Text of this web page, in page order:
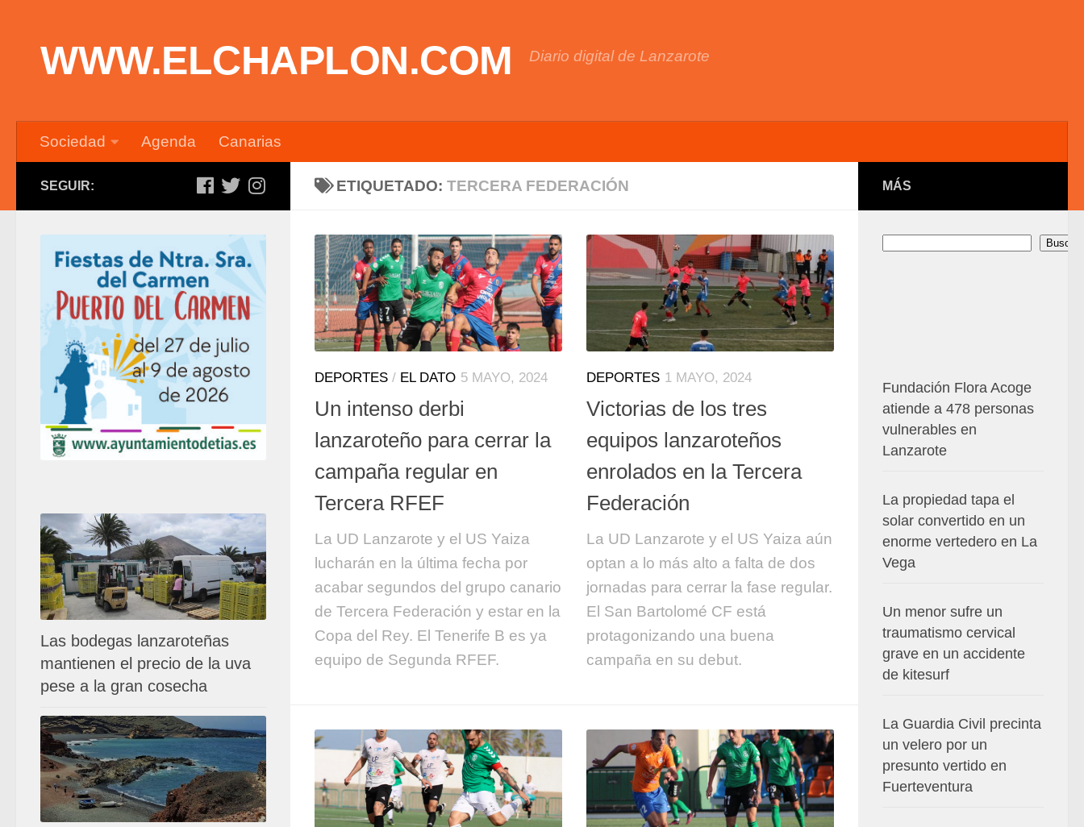
WWW.ELCHAPLON.COM Diario digital de Lanzarote
Sociedad Agenda Canarias
ETIQUETADO:TERCERA FEDERACIÓN
DEPORTES / EL DATO 5 MAYO, 2024
Un intenso derbi
lanzaroteño para cerrar la
campaña regular en
Tercera RFEF
La UD Lanzarote y el US Yaiza
lucharán en la última fecha por
acabar segundos del grupo canario
de Tercera Federación y estar en la
Copa del Rey. El Tenerife B es ya
equipo de Segunda RFEF.
DEPORTES 1 MAYO, 2024
Victorias de los tres
equipos lanzaroteños
enrolados en la Tercera
Federación
La UD Lanzarote y el US Yaiza aún
optan a lo más alto a falta de dos
jornadas para cerrar la fase regular.
El San Bartolomé CF está
protagonizando una buena
campaña en su debut.
SEGUIR:
Las bodegas lanzaroteñas
mantienen el precio de la uva
pese a la gran cosecha
MÁS
Buscar
Fundación Flora Acoge
atiende a 478 personas
vulnerables en
Lanzarote
La propiedad tapa el
solar convertido en un
enorme vertedero en La
Vega
Un menor sufre un
traumatismo cervical
grave en un accidente
de kitesurf
La Guardia Civil precinta
un velero por un
presunto vertido en
Fuerteventura